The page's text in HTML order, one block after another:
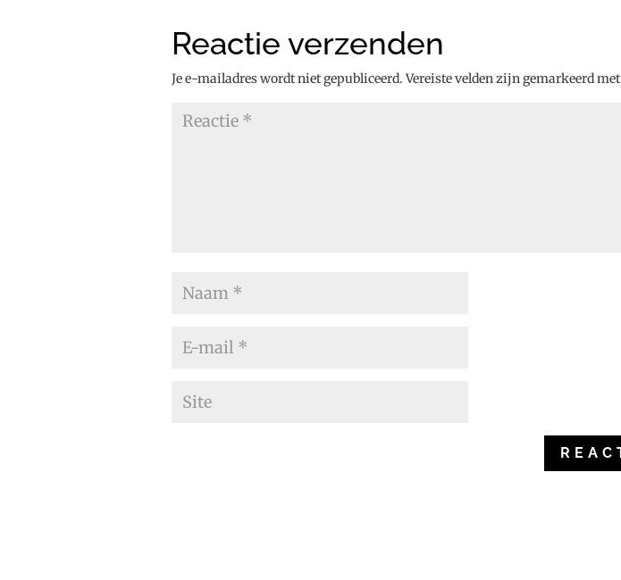
Reactie verzenden
Je e-mailadres wordt niet gepubliceerd. Vereiste velden zijn gemarkeerd met